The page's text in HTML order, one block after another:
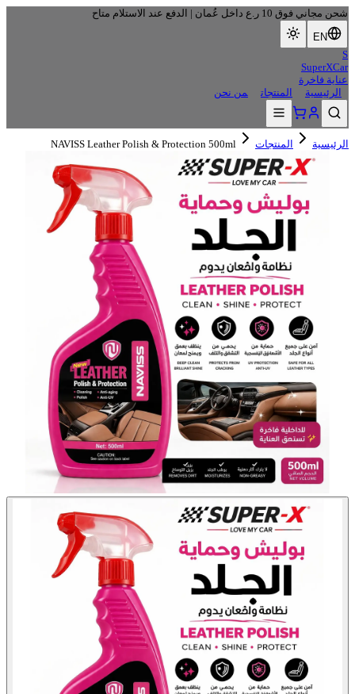
شحن مجاني فوق 10 ر.ع داخل عُمان | الدفع عند الاستلام متاح
EN
S
SuperXCar
عناية فاخرة
الرئيسية
المنتجات من نحن
الرئيسية المنتجات NAVISS Leather Polish & Protection 500ml